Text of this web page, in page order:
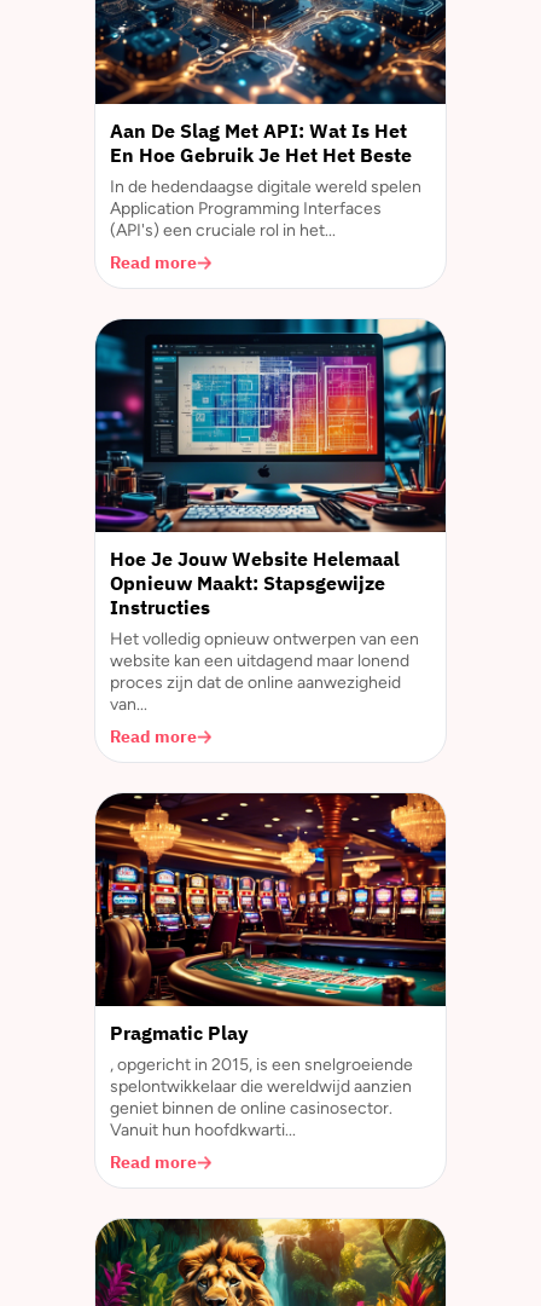
Aan De Slag Met API: Wat Is Het
En Hoe Gebruik Je Het Het Beste
In de hedendaagse digitale wereld spelen
Application Programming Interfaces
(API's) een cruciale rol in het...
Read more
Hoe Je Jouw Website Helemaal
Opnieuw Maakt: Stapsgewijze
Instructies
Het volledig opnieuw ontwerpen van een
website kan een uitdagend maar lonend
proces zijn dat de online aanwezigheid
van...
Read more
Pragmatic Play
, opgericht in 2015, is een snelgroeiende
spelontwikkelaar die wereldwijd aanzien
geniet binnen de online casinosector.
Vanuit hun hoofdkwarti...
Read more